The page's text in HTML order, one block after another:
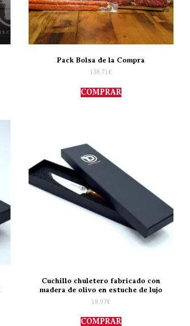
Pack Bolsa de la Compra
138,71 €
COMPRAR
Cuchillo chuletero fabricado con
madera de olivo en estuche de lujo
18,97€
COMPRAR